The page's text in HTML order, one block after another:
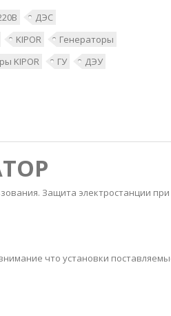
ДЭС
KIPOR
Генераторы
KIPOR ГУ
ДЭУ
Защита электростанции
что установки